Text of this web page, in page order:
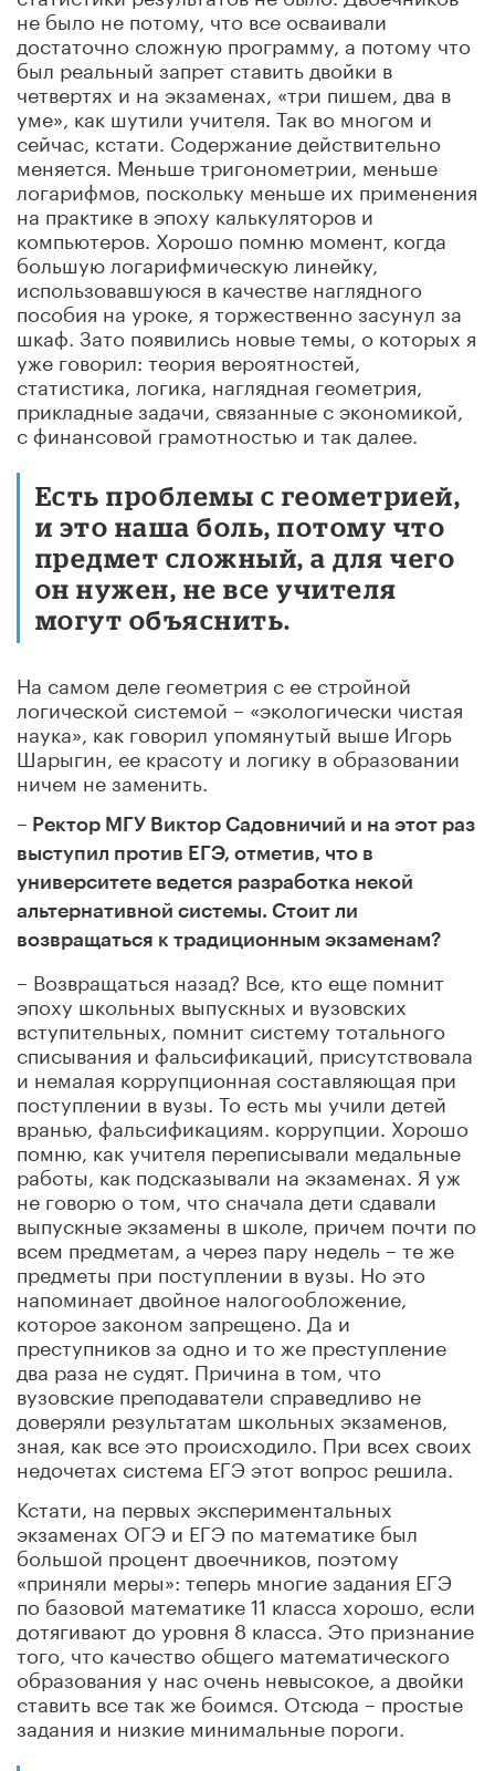
не было не потому, что все осваивали
достаточно сложную программу, а потому что
был реальный запрет ставить двойки в
четвертях и на экзаменах, «три пишем, два в
уме», как шутили учителя. Так во многом и
сейчас, кстати. Содержание действительно
меняется. Меньше тригонометрии, меньше
логарифмов, поскольку меньше их применения
на практике в эпоху калькуляторов и
компьютеров. Хорошо помню момент, когда
большую логарифмическую линейку,
использовавшуюся в качестве наглядного
пособия на уроке, я торжественно засунул за
шкаф. Зато появились новые темы, о которых я
уже говорил: теория вероятностей,
статистика, логика, наглядная геометрия,
прикладные задачи, связанные с экономикой,
с финансовой грамотностью и так далее.
Есть проблемы с геометрией,
и это наша боль, потому что
предмет сложный, а для чего
он нужен, не все учителя
могут объяснить.
На самом деле геометрия с ее стройной
логической системой – «экологически чистая
наука», как говорил упомянутый выше Игорь
Шарыгин, ее красоту и логику в образовании
ничем не заменить.
– Ректор МГУ Виктор Садовничий и на этот раз
выступил против ЕГЭ, отметив, что в
университете ведется разработка некой
альтернативной системы. Стоит ли
возвращаться к традиционным экзаменам?
– Возвращаться назад? Все, кто еще помнит
эпоху школьных выпускных и вузовских
вступительных, помнит систему тотального
списывания и фальсификаций, присутствовала
и немалая коррупционная составляющая при
поступлении в вузы. То есть мы учили детей
вранью, фальсификациям. коррупции. Хорошо
помню, как учителя переписывали медальные
работы, как подсказывали на экзаменах. Я уж
не говорю о том, что сначала дети сдавали
выпускные экзамены в школе, причем почти по
всем предметам, а через пару недель – те же
предметы при поступлении в вузы. Но это
напоминает двойное налогообложение,
которое законом запрещено. Да и
преступников за одно и то же преступление
два раза не судят. Причина в том, что
вузовские преподаватели справедливо не
доверяли результатам школьных экзаменов,
зная, как все это происходило. При всех своих
недочетах система ЕГЭ этот вопрос решила.
Кстати, на первых экспериментальных
экзаменах ОГЭ и ЕГЭ по математике был
большой процент двоечников, поэтому
«приняли меры»: теперь многие задания ЕГЭ
по базовой математике 11 класса хорошо, если
дотягивают до уровня 8 класса. Это признание
того, что качество общего математического
образования у нас очень невысокое, а двойки
ставить все так же боимся. Отсюда – простые
задания и низкие минимальные пороги.